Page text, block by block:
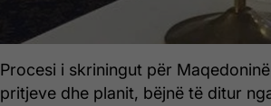
Procesi i skriningut për
pritjeve dhe planit, bëjnë të ditur